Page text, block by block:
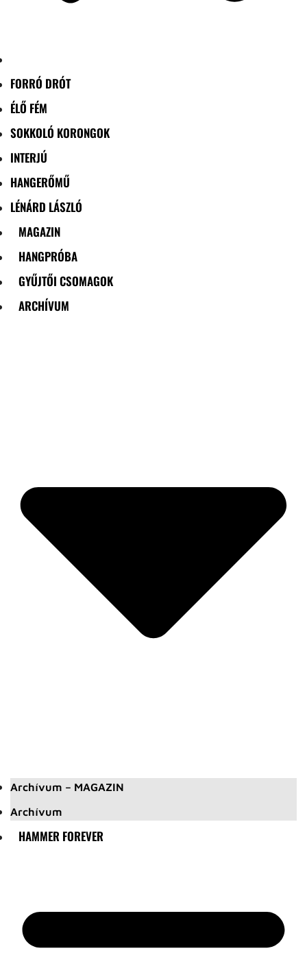
FORRÓ DRÓT
ÉLŐ FÉM
SOKKOLÓ KORONGOK
INTERJÚ
HANGERŐMŰ
LÉNÁRD LÁSZLÓ
MAGAZIN
HANGPRÓBA
GYŰJTŐI CSOMAGOK
ARCHÍVUM
Archívum – MAGAZIN
Archívum
HAMMER FOREVER